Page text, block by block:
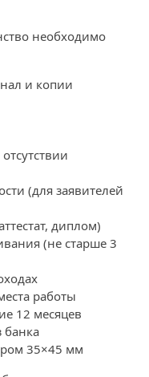
необходимо
и копии
(для заявителей
диплом)
(не старше 3
работы
12 месяцев
банка
35×45 мм